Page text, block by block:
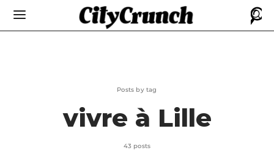
Posts by tag
vivre à Lille
43 posts